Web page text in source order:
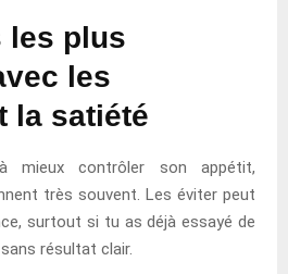
les plus
les
la satiété
mieux contrôler son appétit,
très souvent. Les éviter peut
surtout si tu as déjà essayé de
résultat clair.